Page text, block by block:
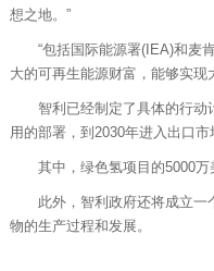
想之地。”
“包括国际能源署(IEA)和麦
大的可再生能源财富，能够实现
智利已经制定了具体的行动
用的部署，到2030年进入出口市
其中，绿色氢项目的5000万
此外，智利政府还将成立
物的生产过程和发展。